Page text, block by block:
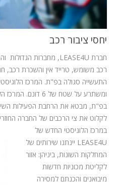
יחסי ציבור רכב
חברת LEASE4U, מחברות הגדולות
רכב משומש, טרייד אין והשכרת רכב,
בפ"ת, מבטא את הרחבת הפעילות
לקלוט את צי הרכבים של החברה
במרכז הלוגיסטי החדש של
LEASE4U יינתנו שירותים של
המחלקות השונות, ביניהן: אזור
לקליטת מכוניות חדשות
מיבואנים והכנתם למסירה